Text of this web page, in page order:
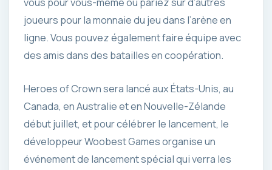
joueurs pour la monnaie du jeu dans l’arène en
ligne. Vous pouvez également faire équipe avec
des amis dans des batailles en coopération.
Heroes of Crown sera lancé aux États-Unis, au
Canada, en Australie et en Nouvelle-Zélande
début juillet, et pour célébrer le lancement, le
développeur Woobest Games organise un
événement de lancement spécial qui verra les